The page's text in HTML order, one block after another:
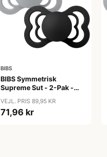
BIBS
BIBS Symmetrisk
Supreme Sut - 2-Pak -
Cloud/Black
VEJL. PRIS 89,95 KR
71,96 kr